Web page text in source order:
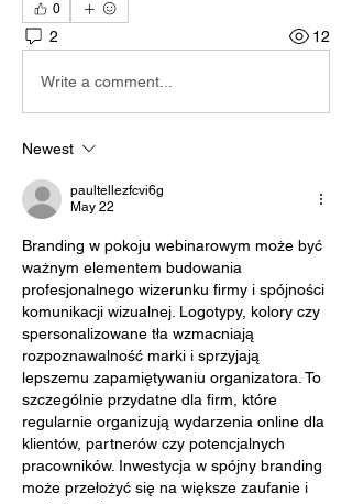
0
2 12
Write a comment...
Newest
paultellezfcvi6g
May 22
Branding w pokoju webinarowym może być
ważnym elementem budowania
profesjonalnego wizerunku firmy i spójności
komunikacji wizualnej. Logotypy, kolory czy
spersonalizowane tła wzmacniają
rozpoznawalność marki i sprzyjają
lepszemu zapamiętywaniu organizatora. To
szczególnie przydatne dla firm, które
regularnie organizują wydarzenia online dla
klientów, partnerów czy potencjalnych
pracowników. Inwestycja w spójny branding
może przełożyć się na większe zaufanie i